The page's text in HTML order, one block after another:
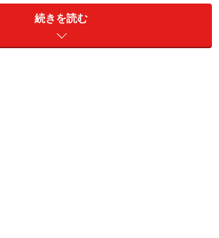
の輪の中に入れないんだろう……」
かりみんなに食事に誘われるの？」
続きを読む